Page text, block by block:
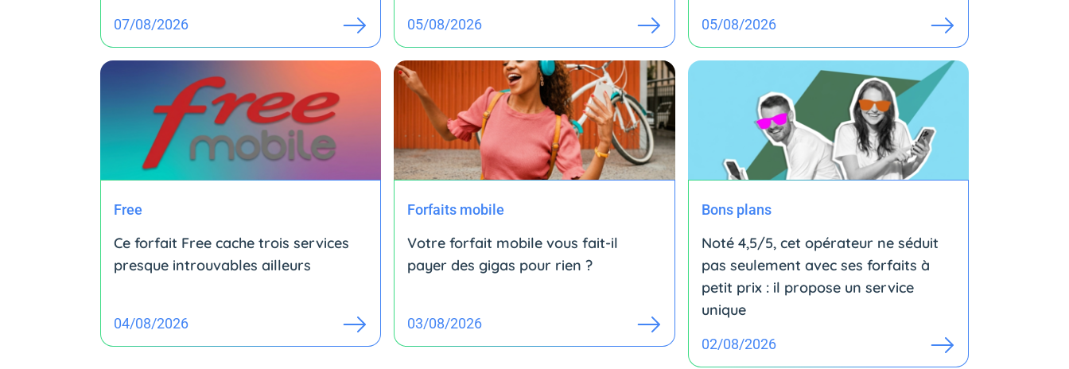
07/08/2026 05/08/2026 05/08/2026
Free
Ce forfait Free cache trois services
presque introuvables ailleurs
04/08/2026
Forfaits mobile
Votre forfait mobile vous fait-il
payer des gigas pour rien ?
03/08/2026
Bons plans
Noté 4,5/5, cet opérateur ne séduit
pas seulement avec ses forfaits à
petit prix : il propose un service
unique
02/08/2026